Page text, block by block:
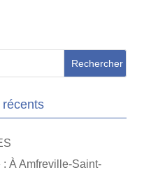
: À Amfreville-Saint-